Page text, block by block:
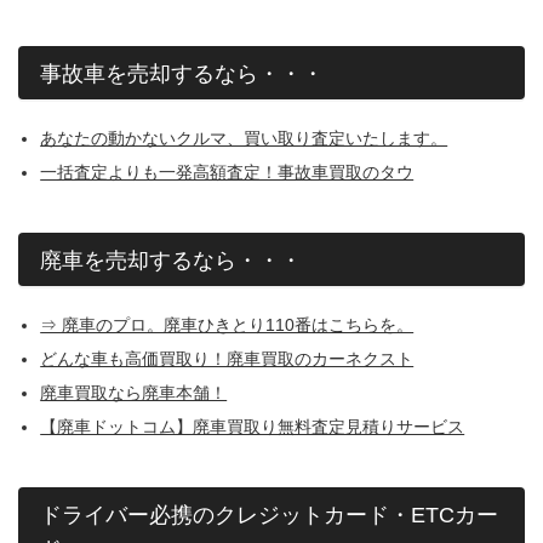
事故車を売却するなら・・・
あなたの動かないクルマ、買い取り査定いたします。
一括査定よりも一発高額査定！事故車買取のタウ
廃車を売却するなら・・・
⇒ 廃車のプロ。廃車ひきとり110番はこちらを。
どんな車も高価買取り！廃車買取のカーネクスト
廃車買取なら廃車本舗！
【廃車ドットコム】廃車買取り無料査定見積りサービス
ドライバー必携のクレジットカード・ETCカー